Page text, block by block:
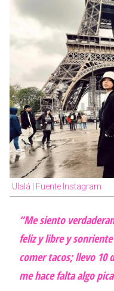
Ulalá | Fuente Instagram
“Me siento
feliz y libre y
comer tacos; llevo 10
me hace falta algo